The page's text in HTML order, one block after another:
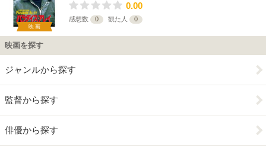
映画
0.00
感想数 0 観た人 0
映画を探す
ジャンルから探す
監督から探す
俳優から探す